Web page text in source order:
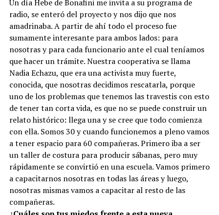
Un día Hebe de Bonafini me invita a su programa de
radio, se enteró del proyecto y nos dijo que nos
amadrinaba. A partir de ahí todo el proceso fue
sumamente interesante para ambos lados: para
nosotras y para cada funcionario ante el cual teníamos
que hacer un trámite. Nuestra cooperativa se llama
Nadia Echazu, que era una activista muy fuerte,
conocida, que nosotras decidimos rescatarla, porque
uno de los problemas que tenemos las travestis con esto
de tener tan corta vida, es que no se puede construir un
relato histórico: llega una y se cree que todo comienza
con ella. Somos 30 y cuando funcionemos a pleno vamos
a tener espacio para 60 compañeras. Primero iba a ser
un taller de costura para producir sábanas, pero muy
rápidamente se convirtió en una escuela. Vamos primero
a capacitarnos nosotras en todas las áreas y luego,
nosotras mismas vamos a capacitar al resto de las
compañeras.